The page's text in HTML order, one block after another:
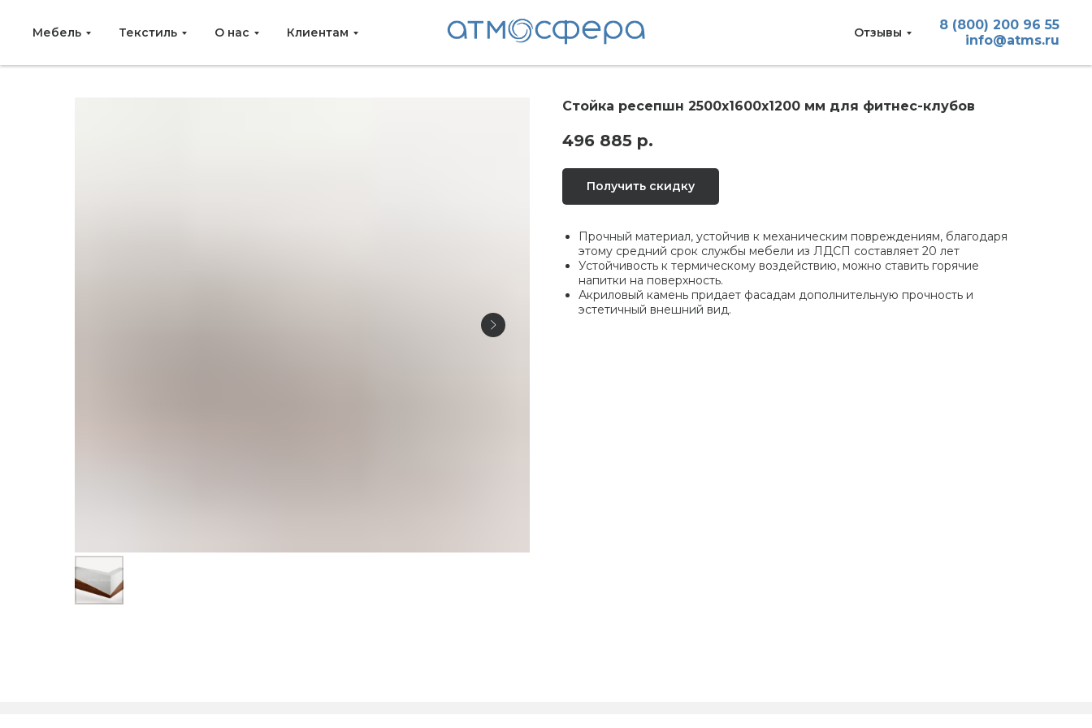
Мебель Текстиль О нас Клиентам Отзывы
8 (800) 200 96 55
info@atms.ru
Стойка ресепшн 2500х1600х1200 мм для фитнес-клубов
496 885 р.
Получить скидку
Прочный материал, устойчив к механическим повреждениям, благодаря
этому средний срок службы мебели из ЛДСП составляет 20 лет
Устойчивость к термическому воздействию, можно ставить горячие
напитки на поверхность.
Акриловый камень придает фасадам дополнительную прочность и
эстетичный внешний вид.